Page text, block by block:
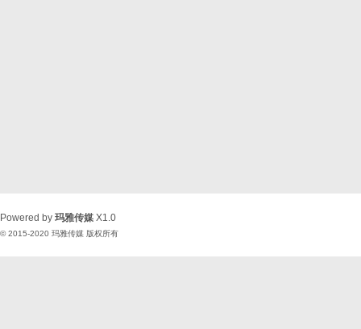
Powered by 玛雅传媒 X1.0
© 2015-2020 玛雅传媒 版权所有